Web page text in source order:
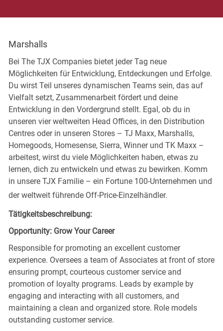
Marshalls
Bei The TJX Companies bietet jeder Tag neue
Möglichkeiten für Entwicklung, Entdeckungen und Erfolge.
Du wirst Teil unseres dynamischen Teams sein, das auf
Vielfalt setzt, Zusammenarbeit fördert und deine
Entwicklung in den Vordergrund stellt. Egal, ob du in
unseren vier weltweiten Head Offices, in den Distribution
Centres oder in unseren Stores – TJ Maxx, Marshalls,
Homegoods, Homesense, Sierra, Winner und TK Maxx –
arbeitest, wirst du viele Möglichkeiten haben, etwas zu
lernen, dich zu entwickeln und etwas zu bewirken. Komm
in unsere TJX Familie – ein Fortune 100-Unternehmen und
der weltweit führende Off-Price-Einzelhändler.
Tätigkeitsbeschreibung:
Opportunity: Grow Your Career
Responsible for promoting an excellent customer
experience. Oversees a team of Associates at front of store
ensuring prompt, courteous customer service and
promotion of loyalty programs. Leads by example by
engaging and interacting with all customers, and
maintaining a clean and organized store. Role models
outstanding customer service.